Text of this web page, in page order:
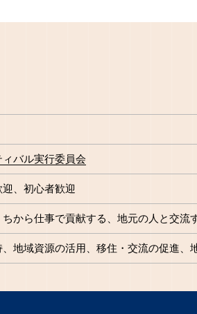
バル実行委員会
初心者歓迎
ちから仕事で貢献する 地元の人と交流
地域資源の活用 移住・交流の促進